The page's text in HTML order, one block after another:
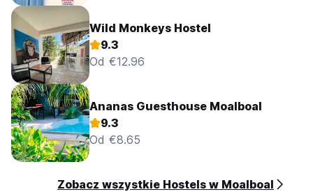
Wild Monkeys Hostel
9.3
Od €12.96
Ananas Guesthouse Moalboal
9.3
Od €8.65
Zobacz wszystkie Hostels w Moalboal